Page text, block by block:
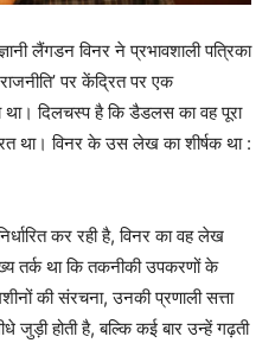
लैंगडन विनर ने प्रभावशाली पत्रिका
पर केंद्रित पर एक
था। दिलचस्प है कि डैडलस का वह पूरा
था। विनर के उस लेख का शीर्षक था :
कर रही है, विनर का वह लेख
तर्क था कि तकनीकी उपकरणों के
की संरचना, उनकी प्रणाली सत्ता
जुड़ी होती है, बल्कि कई बार उन्हें गढ़ती